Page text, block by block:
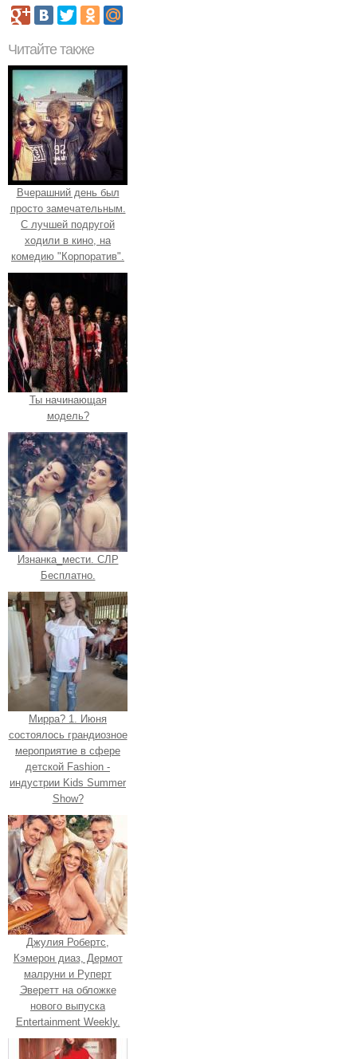
Читайте также
Вчерашний день был
просто замечательным.
С лучшей подругой
ходили в кино, на
комедию "Корпоратив".
Ты начинающая
модель?
Изнанка_мести. СЛР
Бесплатно.
Мирра? 1. Июня
состоялось грандиозное
мероприятие в сфере
детской Fashion -
индустрии Kids Summer
Show?
Джулия Робертс,
Кэмерон диаз, Дермот
малруни и Руперт
Эверетт на обложке
нового выпуска
Entertainment Weekly.